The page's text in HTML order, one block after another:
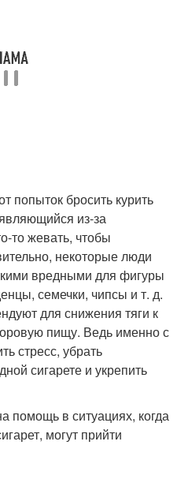
попыток бросить курить
из-за
то жевать, чтобы
некоторые люди
вредными для фигуры
семечки, чипсы и т. д.
для снижения тяги к
пищу. Ведь именно с
стресс, убрать
сигарете и укрепить
помощь в ситуациях, когда
могут прийти